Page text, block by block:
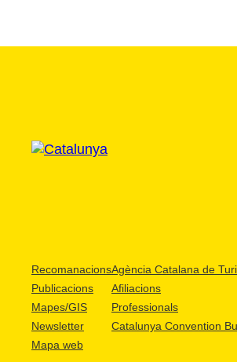
Recomanacions
Publicacions
Mapes/GIS
Newsletter
Mapa web
Agència Catalana de
Afiliacions
Professionals
Catalunya Convention